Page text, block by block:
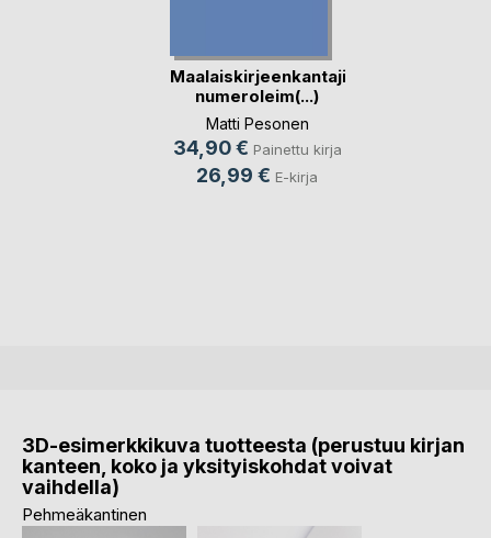
Maalaiskirjeenkantajien
numeroleim(...)
Matti Pesonen
34,90 € Painettu kirja
26,99 € E-kirja
3D-esimerkkikuva tuotteesta (perustuu kirjan
kanteen, koko ja yksityiskohdat voivat
vaihdella)
Pehmeäkantinen